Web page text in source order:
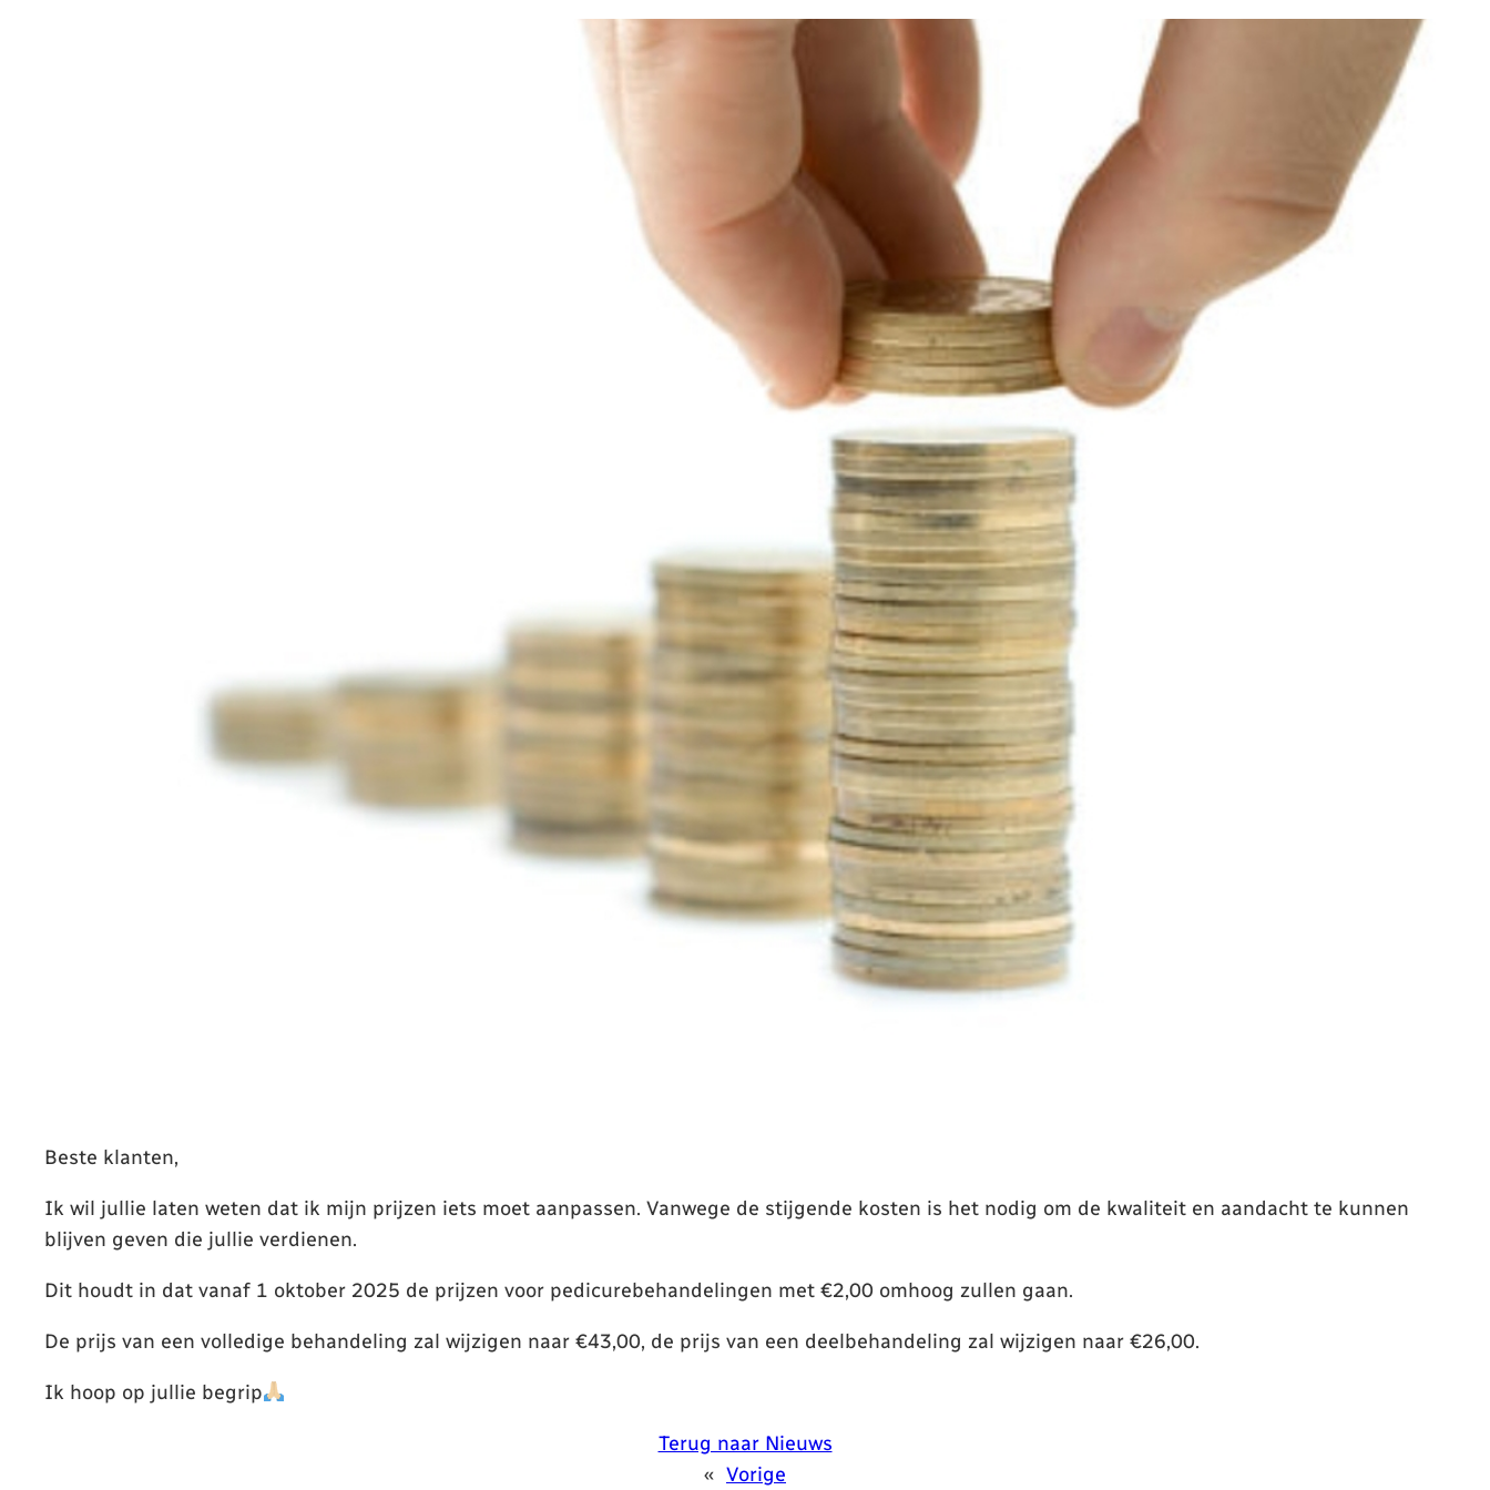
Beste klanten,
Ik wil jullie laten weten dat ik mijn prijzen iets moet aanpassen. Vanwege de stijgende kosten is het nodig om de kwaliteit en aandacht te kunnen
blijven geven die jullie verdienen.
Dit houdt in dat vanaf 1 oktober 2025 de prijzen voor pedicurebehandelingen met €2,00 omhoog zullen gaan.
De prijs van een volledige behandeling zal wijzigen naar €43,00, de prijs van een deelbehandeling zal wijzigen naar €26,00.
Ik hoop op jullie begrip
Terug naar Nieuws
« Vorige